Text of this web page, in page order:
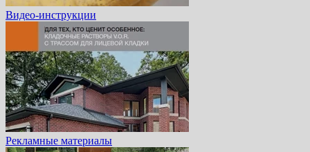
Видео-инструкции
Рекламные материалы